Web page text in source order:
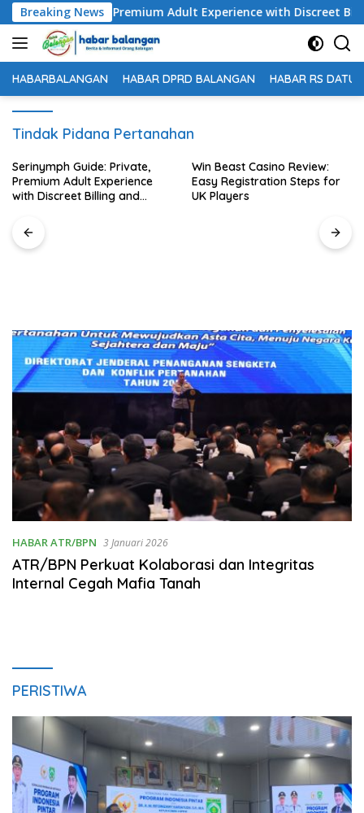
Langsung
ke
konten
Breaking News
Private, Premium Adult Experience with Discreet Billing
HABARBALANGAN HABAR DPRD BALANGAN HABAR RS DATU
Tindak Pidana Pertanahan
Guide: Private,
Adult Experience
Discreet Billing and
Win Beast Casino Review:
Easy Registration Steps for
UK Players
HABAR ATR/BPN 3 Januari 2026
ATR/BPN Perkuat Kolaborasi dan Integritas
Internal Cegah Mafia Tanah
PERISTIWA